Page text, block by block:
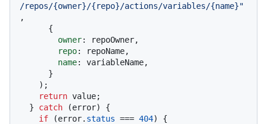
/repos/{owner}/{repo}/actions/variables/{name}"
,
owner: repoOwner,
repo: repoName,
name: variableName,
return value;
  }
catch (error) {
if (error. status === 404) {